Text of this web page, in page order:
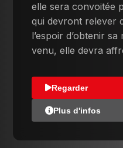
elle sera convoitée
qui devront relever
l’espoir d’obtenir
venu, elle devra
Regarder
Plus d'infos